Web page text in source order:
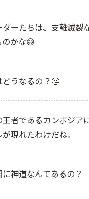
ーたちは、支離滅裂
かな😅
うなるの？🤔
者であるカンボジア
現れたわけだね。
神道なんてあるの？